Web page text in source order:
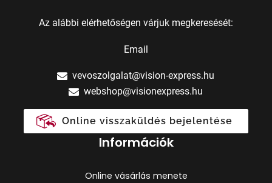
Az alábbi elérhetőségen várjuk megkeresését:
Email
vevoszolgalat@vision-express.hu
webshop@visionexpress.hu
Online visszaküldés bejelentése
Információk
Online vásárlás menete